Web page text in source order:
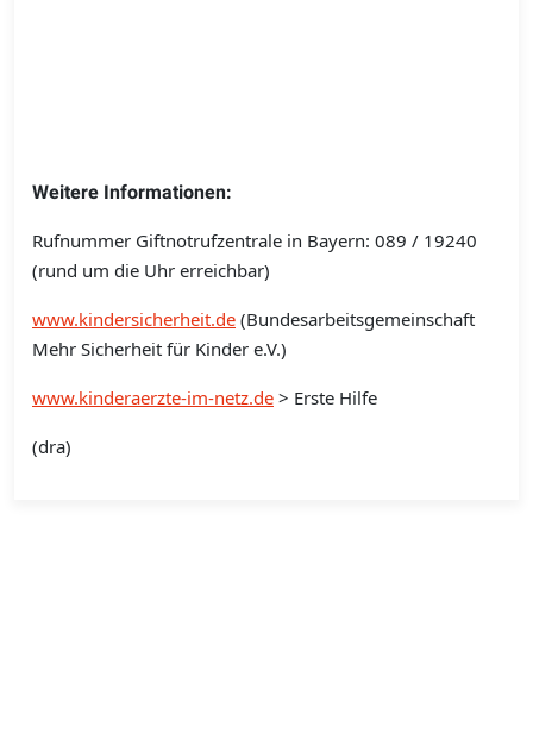
Weitere Informationen:
Rufnummer Giftnotrufzentrale in Bayern: 089 / 19240
(rund um die Uhr erreichbar)
www.kindersicherheit.de (Bundesarbeitsgemeinschaft
Mehr Sicherheit für Kinder e.V.)
www.kinderaerzte-im-netz.de > Erste Hilfe
(dra)